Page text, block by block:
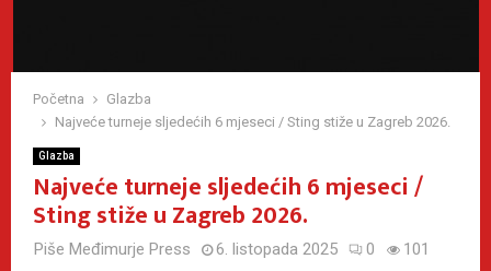
Početna
Glazba
Najveće turneje sljedećih 6 mjeseci / Sting stiže u Zagreb 2026.
Glazba
Najveće turneje sljedećih 6 mjeseci /
Sting stiže u Zagreb 2026.
Piše Međimurje Press 6. listopada 2025 0 101